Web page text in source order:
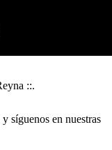
::.
síguenos en nuestras